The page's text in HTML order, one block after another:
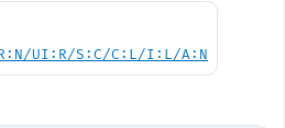
UI:R/S:C/C:L/I:L/A:N